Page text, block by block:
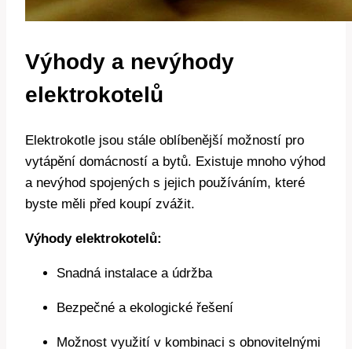
Výhody⁢ a ​nevýhody
elektrokotelů
Elektrokotle jsou stále oblíbenější možností pro
vytápění domácností a bytů. Existuje mnoho⁣ výhod
⁤a nevýhod spojených s⁤ jejich používáním, které
byste měli před koupí‍ zvážit.
Výhody⁣ elektrokotelů:
Snadná instalace ⁣a údržba
Bezpečné a ekologické řešení
Možnost⁢ využití v kombinaci‌ s ⁢obnovitelnými